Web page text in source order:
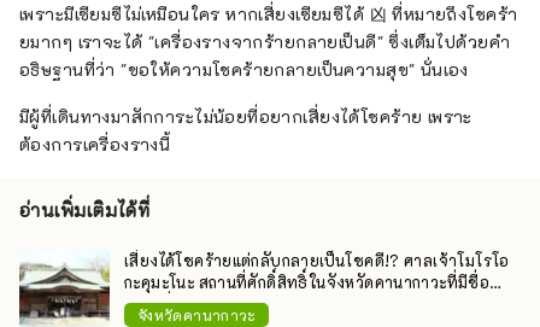
เพราะมีเซียมซีไม่เหมือนใคร หากเสี่ยงเซียมซีได้ 凶 ที่หมายถึงโชคร้า
ยมากๆ เราจะได้ "เครื่องรางจากร้ายกลายเป็นดี" ซึ่งเต็มไปด้วยคำ
อธิษฐานที่ว่า "ขอให้ความโชคร้ายกลายเป็นความสุข" นั่นเอง
มีผู้ที่เดินทางมาสักการะไม่น้อยที่อยากเสี่ยงได้โชคร้าย เพราะ
ต้องการเครื่องรางนี้
อ่านเพิ่มเติมได้ที่
เสี่ยงได้โชคร้ายแต่กลับกลายเป็นโชคดี!? ศาลเจ้าโมโรโอ
กะคุมะโนะ สถานที่ศักดิ์สิทธิ์ในจังหวัดคานากาวะที่มีชื่อ
เสียงเรื่องเซียมซีประหลาด
จังหวัดคานากาวะ